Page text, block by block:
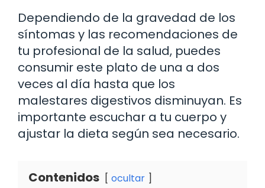
Dependiendo de la gravedad de los
síntomas y las recomendaciones de
tu profesional de la salud, puedes
consumir este plato de una a dos
veces al día hasta que los
malestares digestivos disminuyan. Es
importante escuchar a tu cuerpo y
ajustar la dieta según sea necesario.
Contenidos ocultar